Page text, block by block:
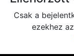
Csak a
ezekhez